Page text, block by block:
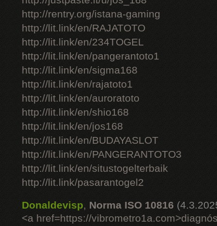
http://rentry.org/istana-gaming
http://lit.link/en/RAJATOTO
http://lit.link/en/234TOGEL
http://lit.link/en/pangerantoto1
http://lit.link/en/sigma168
http://lit.link/en/rajatoto1
http://lit.link/en/auroratoto
http://lit.link/en/shio168
http://lit.link/en/jos168
http://lit.link/en/BUDAYASLOT
http://lit.link/en/PANGERANTOTO3
http://lit.link/en/situstogelterbaik
http://lit.link/pasarantogel2
Donaldevisp, Norma ISO 10816
<a href=https://